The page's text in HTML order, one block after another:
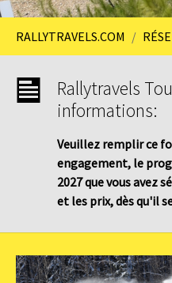
RALLYTRAVELS.COM
Rallytravels
informations:
Veuillez remplir ce
engagement, le
2027 que vous avez
et les prix, dès qu'il